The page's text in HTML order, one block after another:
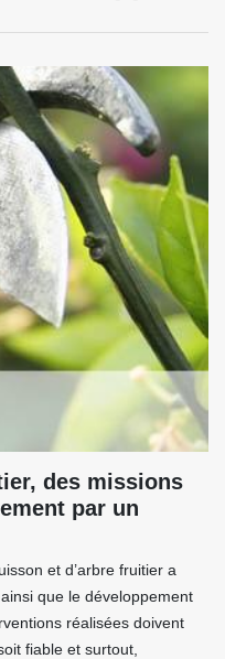
des missions
par un
et d’arbre fruitier a
que le développement
réalisées doivent
fiable et surtout,